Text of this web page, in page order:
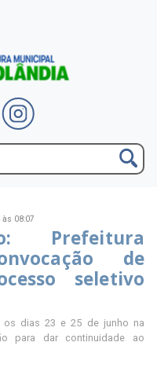
08:07
Prefeitura
de
seletivo
os dias 23 e 25 de junho na
para dar continuidade ao